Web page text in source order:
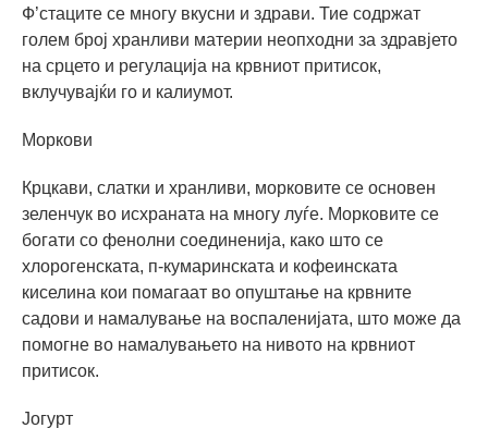
Ф’стаците се многу вкусни и здрави. Тие содржат
голем број хранливи материи неопходни за здравјето
на срцето и регулација на крвниот притисок,
вклучувајќи го и калиумот.
Моркови
Крцкави, слатки и хранливи, морковите се основен
зеленчук во исхраната на многу луѓе. Морковите се
богати со фенолни соединенија, како што се
хлорогенската, п-кумаринската и кофеинската
киселина кои помагаат во опуштање на крвните
садови и намалување на воспаленијата, што може да
помогне во намалувањето на нивото на крвниот
притисок.
Јогурт